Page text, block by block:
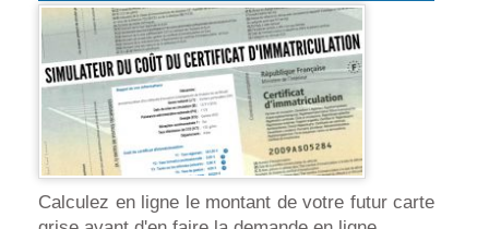
Calculez en ligne le montant de votre futur carte